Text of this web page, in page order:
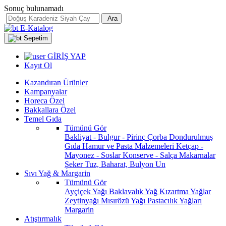
Sonuç bulunamadı
Ara
E-Katalog
Sepetim
GİRİŞ YAP
Kayıt Ol
Kazandıran Ürünler
Kampanyalar
Horeca Özel
Bakkallara Özel
Temel Gıda
Tümünü Gör
Bakliyat - Bulgur - Pirinç Çorba Dondurulmuş
Gıda Hamur ve Pasta Malzemeleri Ketçap -
Mayonez - SoslarKonserve - Salça Makarnalar
ŞekerTuz, Baharat, Bulyon Un
Sıvı Yağ & Margarin
Tümünü Gör
Ayçiçek Yağı Baklavalık Yağ Kızartma Yağlar
Zeytinyağı Mısırözü Yağı Pastacılık Yağları
Margarin
Atıştırmalık